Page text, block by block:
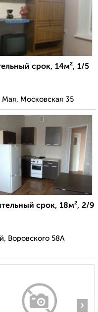
срок, 14м², 1/5
Мая, Московская 35
срок, 18м², 2/9
Воровского 58А
›